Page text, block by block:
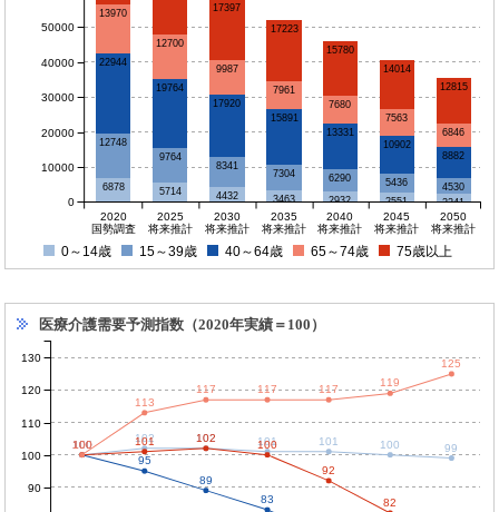
6878 5714 4432 3463 2932 2551 2241
12748
9764
8341
7304 6290 5436 4530
22944
19764
17920
15891
13331
10902
8882
13970
12700
9987
7961
7680
7563
6846
17397
17223
15780
14014
12815
2020
国勢調査
2025
将来推計
2030
将来推計
2035
将来推計
2040
将来推計
2045
将来推計
2050
将来推計
0
10000
20000
30000
40000
50000
0～14歳 15～39歳 40～64歳 65～74歳 75歳以上
医療介護需要予測指数（2020年実績＝100）
100
95
89
83
100
102 102 101 101 100 99
100 101 102
100
92
82
100
113
117 117 117
119
125
90
100
110
120
130